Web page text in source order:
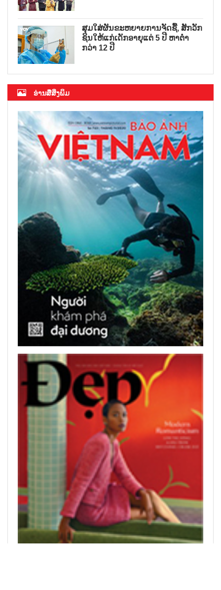
ສຸມໃສ່ຜັນຂະຫຍາຍການຈັດຊື້, ສັກວັກ
ຊິນໃຫ້ແກ່ເດັກອາຍຸແຕ່ 5 ປີ ຫາຕ່ຳ
ກວ່າ 12 ປີ
ອ່ານສື່ສິ່ງພິມ